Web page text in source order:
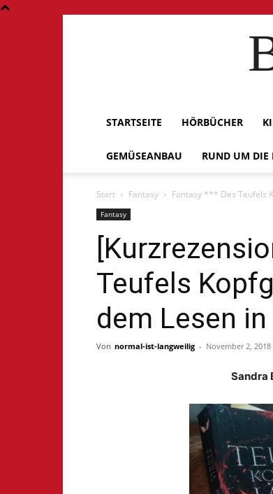
STARTSEITE HÖRBÜCHER
GEMÜSEANBAU RUND UM DIE
Start Fantasy Fantasy *** Des Teufels
Fantasy
Teufels
dem Lesen
Von normal-ist-langweilig - November 2, 2018
Sandra